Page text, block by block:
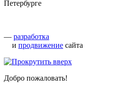
Петербурге
— разработка
и продвижение сайта
Добро пожаловать!